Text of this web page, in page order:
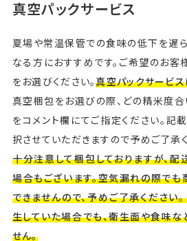
真空パックサービス
夏場や常温保管での食味の低下を遅
なる方におすすめです。ご希望のお
をお選びください。真空パックサービス
真空梱包をお選びの際、どの精米度
をコメント欄にてご指定ください。記
択させていただきますので予めご了承く
十分注意して梱包しておりますが、
場合もございます。空気漏れの際で
できませんので、予めご了承ください
生していた場合でも、衛生面や食味
せん。